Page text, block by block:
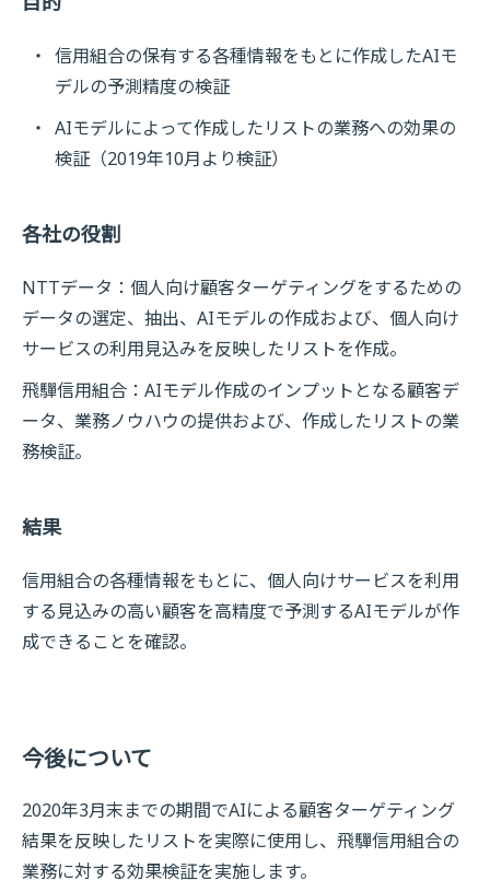
信用組合の保有する各種情報をもとに作成したAIモ
デルの予測精度の検証
AIモデルによって作成したリストの業務への効果の
検証（2019年10月より検証）
各社の役割
NTTデータ：個人向け顧客ターゲティングをするための
データの選定、抽出、AIモデルの作成および、個人向け
サービスの利用見込みを反映したリストを作成。
飛驒信用組合：AIモデル作成のインプットとなる顧客デ
ータ、業務ノウハウの提供および、作成したリストの業
務検証。
結果
信用組合の各種情報をもとに、個人向けサービスを利用
する見込みの高い顧客を高精度で予測するAIモデルが作
成できることを確認。
今後について
2020年3月末までの期間でAIによる顧客ターゲティング
結果を反映したリストを実際に使用し、飛驒信用組合の
業務に対する効果検証を実施します。